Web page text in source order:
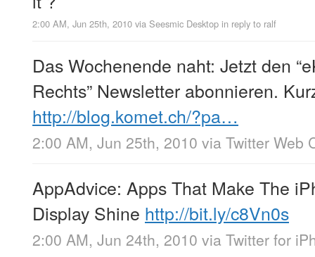
2:00 AM, Jun 25th, 2010 via Seesmic Desktop in reply to ralf
Das Wochenende naht: Jetzt den
Rechts” Newsletter abonnieren.
http://blog.komet.ch/?pa…
2:00 AM, Jun 25th, 2010 via Twitter Web
AppAdvice: Apps That Make The
Display Shine http://bit.ly/c8Vn0s
2:00 AM, Jun 24th, 2010 via Twitter for